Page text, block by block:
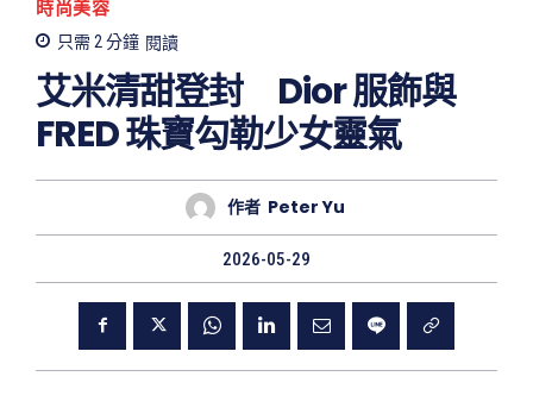
時尚美容
只需 2分鐘 閱讀
艾米清甜登封 Dior 服飾與
FRED 珠寶勾勒少女靈氣
作者 Peter Yu
2026-05-29